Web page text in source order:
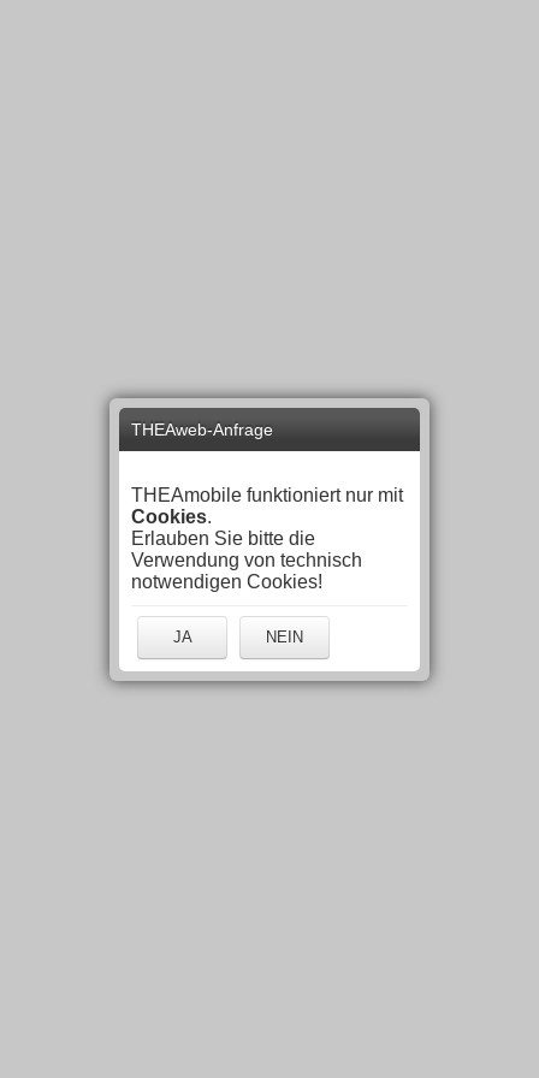
THEAweb-Anfrage
THEAmobile funktioniert nur mit
Cookies.
Erlauben Sie bitte die
Verwendung von technisch
notwendigen Cookies!
JA NEIN